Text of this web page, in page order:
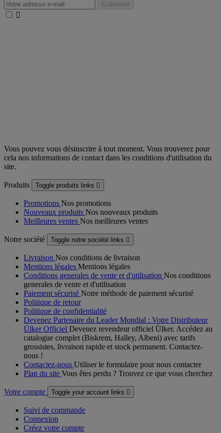

Vous pouvez vous désinscrire à tout moment. Vous trouverez pour
cela nos informations de contact dans les conditions d'utilisation du
site.
Produits Toggle produits links 
Promotions Nos promotions
Nouveaux produits Nos nouveaux produits
Meilleures ventes Nos meilleures ventes
Notre société Toggle notre société links 
Livraison Nos conditions de livraison
Mentions légales Mentions légales
Conditions generales de vente et d'utilisation Nos conditions
generales de vente et d'utilisation
Paiement sécurisé Notre méthode de paiement sécurisé
Politique de retour
Politique de confidentialité
Devenez Partenaire du Leader Mondial : Votre Distributeur
Ülker Officiel Devenez revendeur officiel Ülker. Accédez au
catalogue complet (Biskrem, Halley, Albeni) avec tarifs
grossistes, livraison rapide et stock permanent. Contactez-
nous !
Contactez-nous Utiliser le formulaire pour nous contacter
Plan du site Vous êtes perdu ? Trouvez ce que vous cherchez
Votre compte Toggle your account links 
Suivi de commande
Connexion
Créez votre compte